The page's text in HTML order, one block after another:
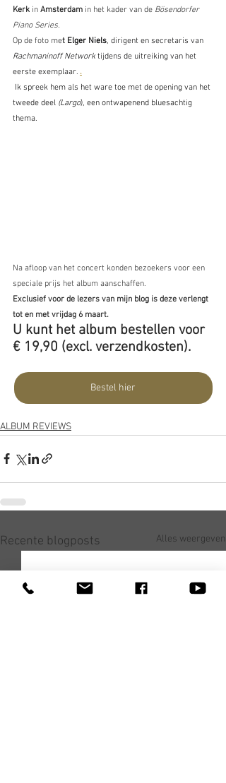
Kerk in Amsterdam in het kader van de Bösendorfer
Piano Series.
Op de foto met Elger Niels, dirigent en secretaris van
Rachmaninoff Network tijdens de uitreiking van het
eerste exemplaar. .
Ik spreek hem als het ware toe met de opening van het
tweede deel (Largo), een ontwapenend bluesachtig
thema.
Na afloop van het concert konden bezoekers voor een
speciale prijs het album aanschaffen.
Exclusief voor de lezers van mijn blog is deze verlengt
tot en met vrijdag 6 maart.
U kunt het album bestellen voor
€ 19,90 (excl. verzendkosten).
Bestel hier
ALBUM REVIEWS
Recente blogposts Alles weergeven